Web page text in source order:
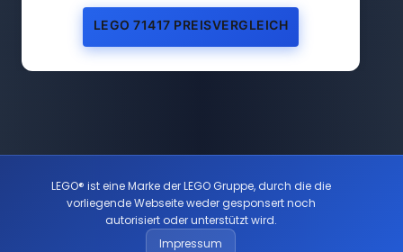
LEGO 71417 PREISVERGLEICH
LEGO® ist eine Marke der LEGO Gruppe, durch die die
vorliegende Webseite weder gesponsert noch
autorisiert oder unterstützt wird.
Impressum